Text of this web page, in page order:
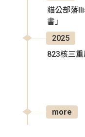
貓公部落
書」
2025
823核三
more